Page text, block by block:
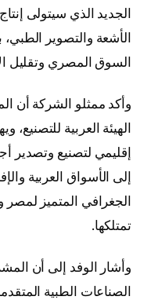
الجديد الذي سيتولى
الأشعة والتصوير
السوق المصري وتقليل
وأكد ممثلو الشركة أن
الهيئة العربية
إقليمي لتصنيع وتصدير
إلى الأسواق العربية
الجغرافي المتميز لمصر
تمتلكها.
وأشار الوفد إلى أن
الصناعات الطبية